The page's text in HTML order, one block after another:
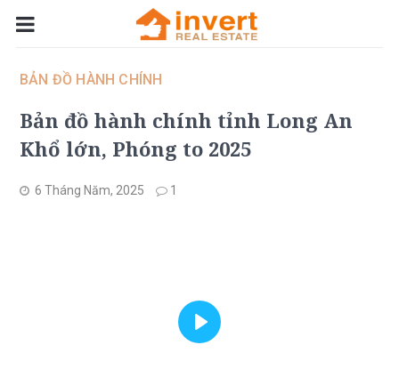
BẢN ĐỒ HÀNH CHÍNH
Bản đồ hành chính tỉnh Long An
Khổ lớn, Phóng to 2025
6 Tháng Năm, 2025 1
Play